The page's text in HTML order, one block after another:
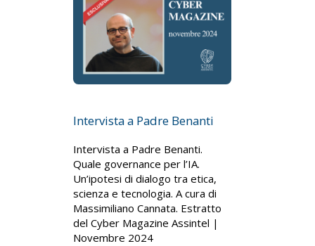
Intervista a Padre Benanti
Intervista a Padre Benanti.
Quale governance per l’IA.
Un’ipotesi di dialogo tra etica,
scienza e tecnologia. A cura di
Massimiliano Cannata. Estratto
del Cyber Magazine Assintel |
Novembre 2024